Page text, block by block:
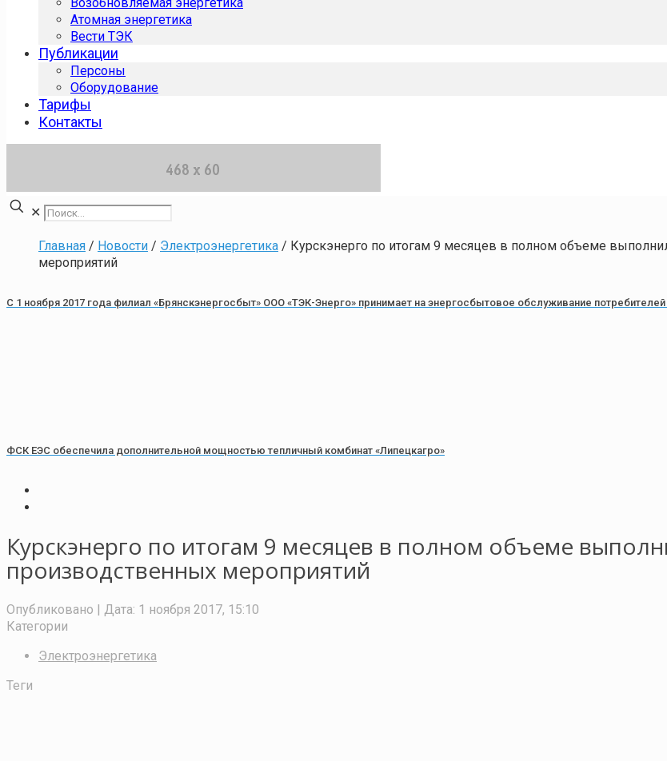
Атомная энергетика
Вести ТЭК
Публикации
Персоны
Оборудование
Тарифы
Контакты
✕
Главная / Новости / Электроэнергетика / Курскэнерго по итогам 9 месяцев в полном объеме
мероприятий
С 1 ноября 2017 года филиал «Брянскэнергосбыт» ООО «ТЭК-Энерго» принимает на энергосбытовое обслуживание
ФСК ЕЭС обеспечила дополнительной мощностью тепличный комбинат «Липецкагро»
Курскэнерго по итогам 9 месяцев в полном объеме
производственных мероприятий
Опубликовано | Дата: 1 ноября 2017, 15:10
Категории
Электроэнергетика
Теги